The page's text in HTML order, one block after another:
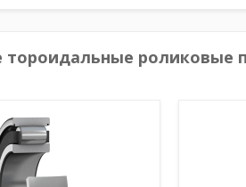
тороидальные роликовые